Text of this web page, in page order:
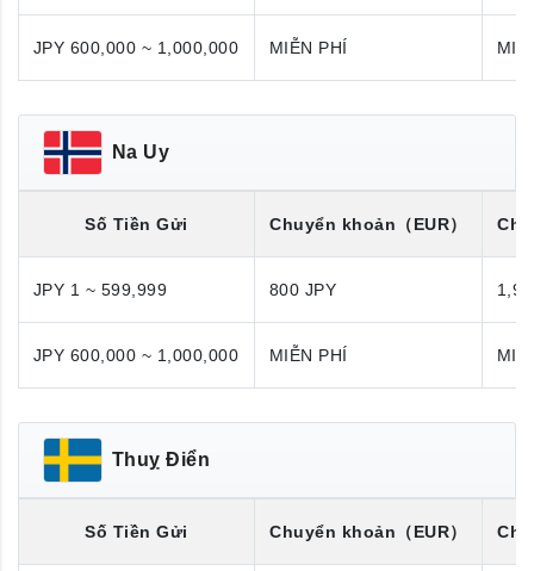
JPY 600,000 ~ 1,000,000 MIỄN PHÍ
Na Uy
Số Tiền Gửi Chuyển khoản （EUR）
JPY 1 ~ 599,999 800 JPY
JPY 600,000 ~ 1,000,000 MIỄN PHÍ
Thuỵ Điển
Số Tiền Gửi Chuyển khoản （EUR）